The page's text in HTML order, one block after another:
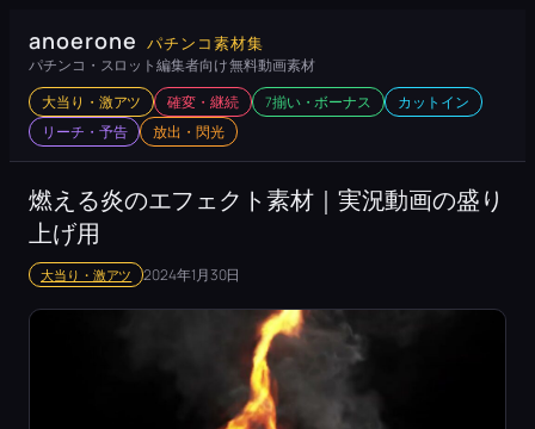
容
ス
キ
プ
anoerone パチンコ素材集
パチンコ・スロット編集者向け 無料動画素材
大当り・激アツ 確変・継続 7揃い・ボーナス
カットイン
リーチ・予告
放出・閃光
燃える炎のエフェクト素材｜実況動画の盛り
上げ用
大当り・激アツ 2024年1月30日